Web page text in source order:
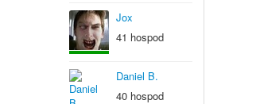
Jox
41 hospod
Daniel B.
40 hospod